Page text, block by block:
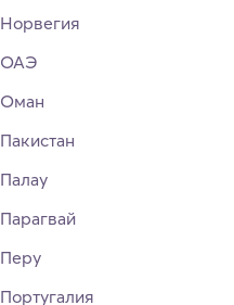
Норвегия
ОАЭ
Оман
Пакистан
Палау
Парагвай
Перу
Португалия